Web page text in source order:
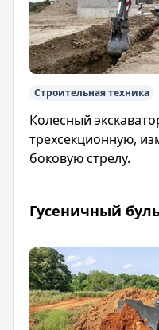
Строительная техника
Колесный
трехсекционную,
боковую стрелу.
Гусеничный